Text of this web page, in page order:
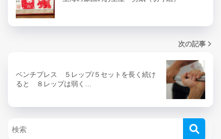
次の記事
ベンチプレス ５レップ/５セットを長く続け
ると ８レップは弱く…